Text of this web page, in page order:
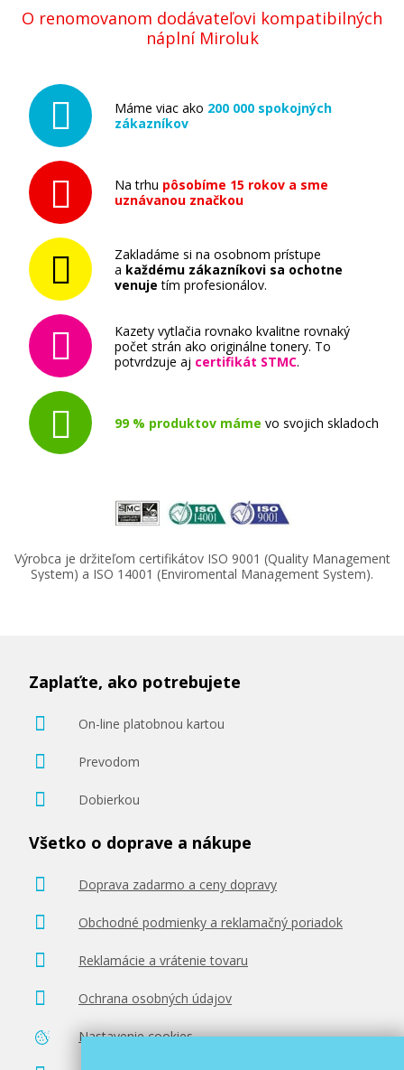
O renomovanom dodávateľovi kompatibilných
náplní Miroluk
Máme viac ako 200 000 spokojných
zákazníkov
Na trhu pôsobíme 15 rokov a sme
uznávanou značkou
Zakladáme si na osobnom prístupe
a každému zákazníkovi sa ochotne
venuje tím profesionálov.
Kazety vytlačia rovnako kvalitne rovnaký
počet strán ako originálne tonery. To
potvrdzuje aj certifikát STMC.
99 % produktov máme vo svojich skladoch
Výrobca je držiteľom certifikátov ISO 9001 (Quality Management
System) a ISO 14001 (Enviromental Management System).
Zaplaťte, ako potrebujete
On-line platobnou kartou
Prevodom
Dobierkou
Všetko o doprave a nákupe
Doprava zadarmo a ceny dopravy
Obchodné podmienky a reklamačný poriadok
Reklamácie a vrátenie tovaru
Ochrana osobných údajov
Nastavenie cookies